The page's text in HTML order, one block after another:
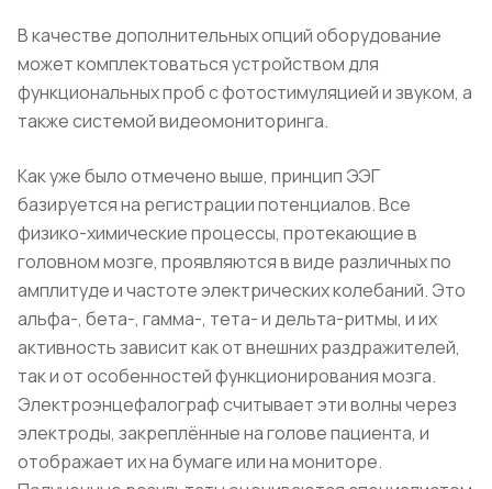
В качестве дополнительных опций оборудование
может комплектоваться устройством для
функциональных проб с фотостимуляцией и звуком, а
также системой видеомониторинга.
Как уже было отмечено выше, принцип ЭЭГ
базируется на регистрации потенциалов. Все
физико-химические процессы, протекающие в
головном мозге, проявляются в виде различных по
амплитуде и частоте электрических колебаний. Это
альфа-, бета-, гамма-, тета- и дельта-ритмы, и их
активность зависит как от внешних раздражителей,
так и от особенностей функционирования мозга.
Электроэнцефалограф считывает эти волны через
электроды, закреплённые на голове пациента, и
отображает их на бумаге или на мониторе.